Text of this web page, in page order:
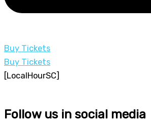
Buy Tickets
Buy Tickets
[LocalHourSC]
Follow us in social media